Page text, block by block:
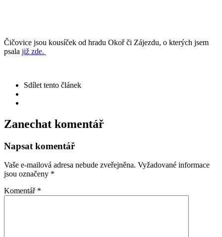
Čičovice jsou kousíček od hradu Okoř či Zájezdu, o kterých jsem
psala již zde.
Sdílet tento článek
Zanechat komentář
Napsat komentář
Vaše e-mailová adresa nebude zveřejněna. Vyžadované informace
jsou označeny *
Komentář *